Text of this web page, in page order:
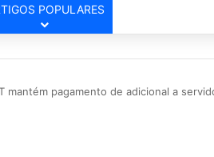
POPULARES
mantém pagamento de adicional a